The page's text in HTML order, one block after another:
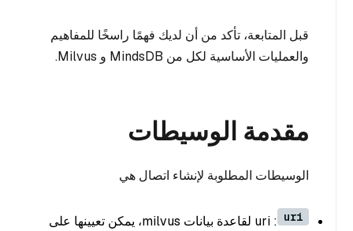
قبل المتابعة، تأكد من أن لديك فهمًا راسخًا للمفاهيم
والعمليات الأساسية لكل من MindsDB و Milvus.
مقدمة الوسيطات
الوسيطات المطلوبة لإنشاء اتصال هي
uri
: uri لقاعدة بيانات milvus، يمكن تعيينها على